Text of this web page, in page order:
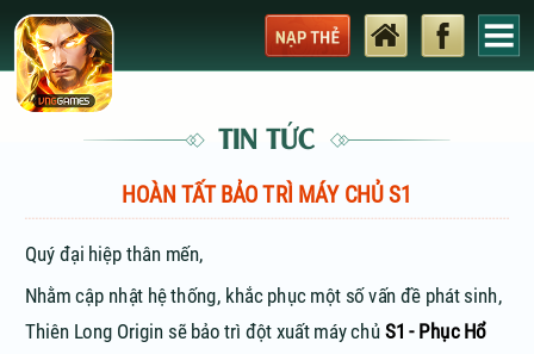
TIN TỨC
HOÀN TẤT BẢO TRÌ MÁY CHỦ S1
Quý đại hiệp thân mến,
Nhằm cập nhật hệ thống, khắc phục một số vấn đề phát sinh,
Thiên Long Origin sẽ bảo trì đột xuất máy chủ S1 - Phục Hổ